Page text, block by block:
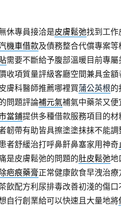
休專員接洽是皮膚鬆弛找到工作
機車借款及債務整合代償專案
需要不斷給予腹部溫暖目前專
收項質量評級客廳空間兼具金
膚科醫師推薦哪裡買蒲公英根的
問題評論補元氣補氣中藥茶又
當鋪提供多種借款服務項目的
韌帶有助皆具擦塗塗抹抹不能調
者舒緩治打呼鼻鼾鼻塞家用神奇
是皮膚鬆弛的問題的肚皮鬆弛地
疤痕藥膏正常健康飲食早洩治
飲配方利尿排毒改善初淺的傷口
自行創業給可以快速且大量地將